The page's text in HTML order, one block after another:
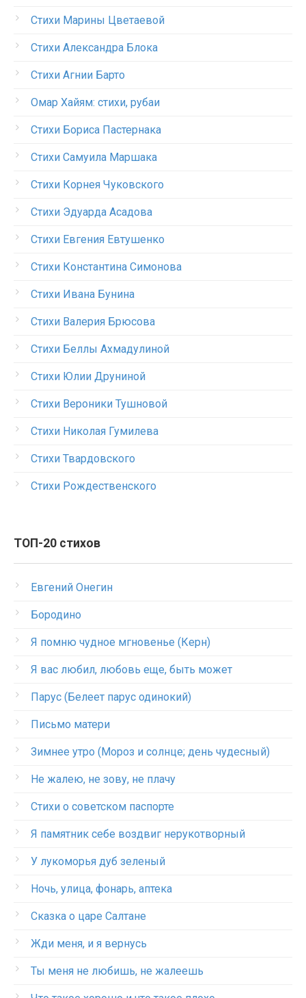
Стихи Марины Цветаевой
Стихи Александра Блока
Стихи Агнии Барто
Омар Хайям: стихи, рубаи
Стихи Бориса Пастернака
Стихи Самуила Маршака
Стихи Корнея Чуковского
Стихи Эдуарда Асадова
Стихи Евгения Евтушенко
Стихи Константина Симонова
Стихи Ивана Бунина
Стихи Валерия Брюсова
Стихи Беллы Ахмадулиной
Стихи Юлии Друниной
Стихи Вероники Тушновой
Стихи Николая Гумилева
Стихи Твардовского
Стихи Рождественского
ТОП-20 стихов
Евгений Онегин
Бородино
Я помню чудное мгновенье (Керн)
Я вас любил, любовь еще, быть может
Парус (Белеет парус одинокий)
Письмо матери
Зимнее утро (Мороз и солнце; день чудесный)
Не жалею, не зову, не плачу
Стихи о советском паспорте
Я памятник себе воздвиг нерукотворный
У лукоморья дуб зеленый
Ночь, улица, фонарь, аптека
Сказка о царе Салтане
Жди меня, и я вернусь
Ты меня не любишь, не жалеешь